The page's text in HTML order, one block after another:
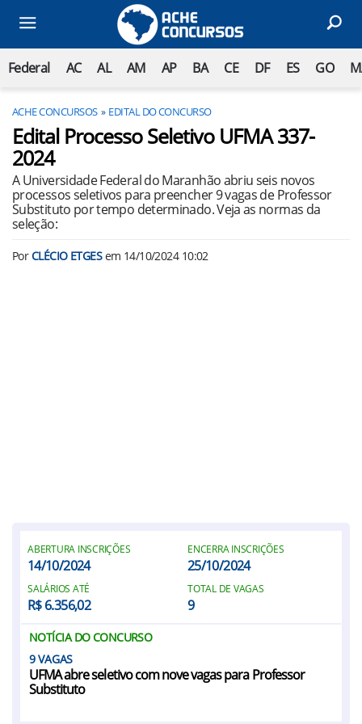
Federal AC AL AM AP BA CE DF ES GO
ACHE CONCURSOS EDITAL DO CONCURSO
Edital Processo Seletivo UFMA 337-
2024
A Universidade Federal do Maranhão abriu seis novos
processos seletivos para preencher 9 vagas de Professor
Substituto por tempo determinado. Veja as normas da
seleção:
PorCLÉCIO ETGESem 14/10/2024 10:02
ABERTURA INSCRIÇÕES
14/10/2024
ENCERRA INSCRIÇÕES
25/10/2024
SALÁRIOS ATÉ
R$ 6.356,02
TOTAL DE VAGAS
9
NOTÍCIA DO CONCURSO
9
UFMA abre seletivo com nove vagas para Professor
Substituto